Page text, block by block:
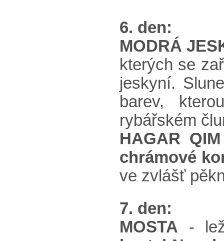
6. den:
MODRÁ
kterých se
jeskyní.
barev,
rybářském
HAGAR QIM
chrámové
ve zvlášť
7. den:
MOSTA -